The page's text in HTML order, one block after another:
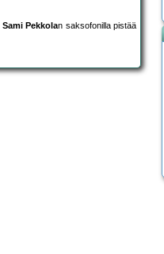
Sami Pekkolan saksofonilla pistää